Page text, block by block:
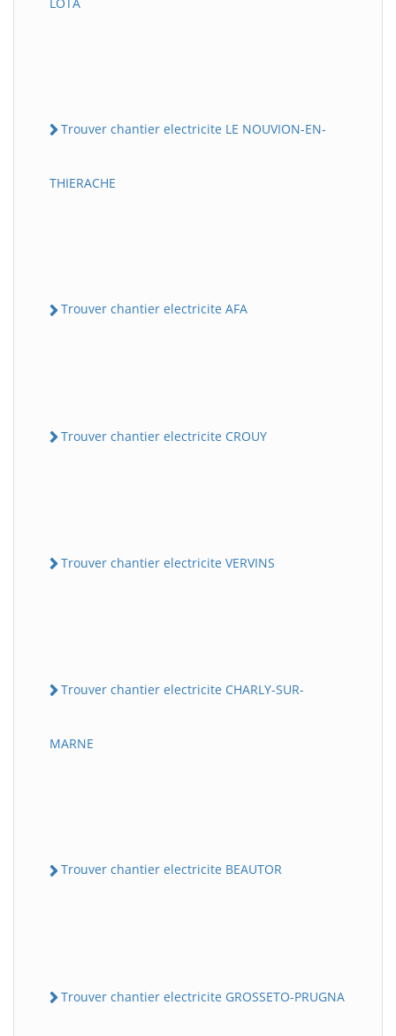
Trouver chantier electricite LE NOUVION-EN-
THIERACHE
Trouver chantier electricite AFA
Trouver chantier electricite CROUY
Trouver chantier electricite VERVINS
Trouver chantier electricite CHARLY-SUR-
MARNE
Trouver chantier electricite BEAUTOR
Trouver chantier electricite GROSSETO-PRUGNA